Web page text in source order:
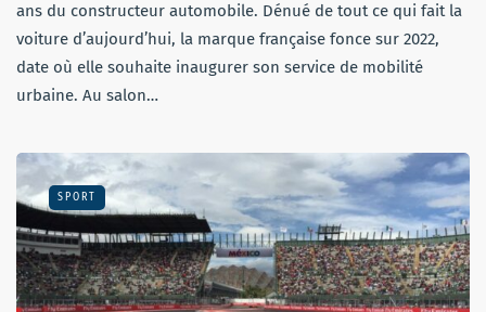
ans du constructeur automobile. Dénué de tout ce qui fait la
voiture d’aujourd’hui, la marque française fonce sur 2022,
date où elle souhaite inaugurer son service de mobilité
urbaine. Au salon…
SPORT